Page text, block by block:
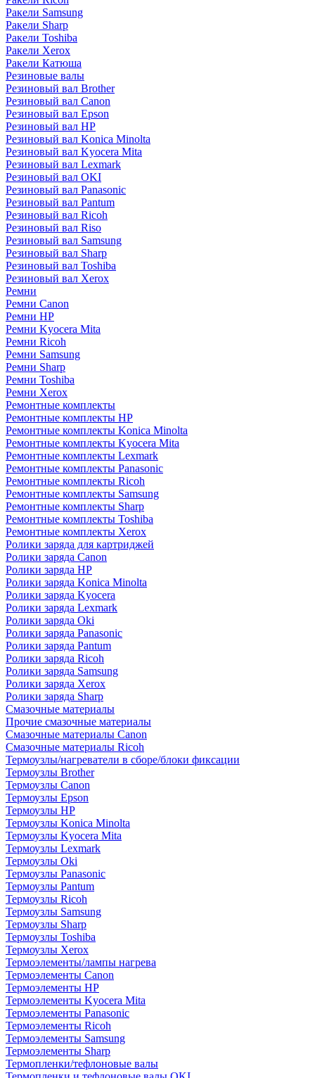
Ракели Samsung
Ракели Sharp
Ракели Toshiba
Ракели Xerox
Ракели Катюша
Резиновые валы
Резиновый вал Brother
Резиновый вал Canon
Резиновый вал Epson
Резиновый вал HP
Резиновый вал Konica Minolta
Резиновый вал Kyocera Mita
Резиновый вал Lexmark
Резиновый вал OKI
Резиновый вал Panasonic
Резиновый вал Pantum
Резиновый вал Ricoh
Резиновый вал Riso
Резиновый вал Samsung
Резиновый вал Sharp
Резиновый вал Toshiba
Резиновый вал Xerox
Ремни
Ремни Canon
Ремни HP
Ремни Kyocera Mita
Ремни Ricoh
Ремни Samsung
Ремни Sharp
Ремни Toshiba
Ремни Xerox
Ремонтные комплекты
Ремонтные комплекты HP
Ремонтные комплекты Konica Minolta
Ремонтные комплекты Kyocera Mita
Ремонтные комплекты Lexmark
Ремонтные комплекты Panasonic
Ремонтные комплекты Ricoh
Ремонтные комплекты Samsung
Ремонтные комплекты Sharp
Ремонтные комплекты Toshiba
Ремонтные комплекты Xerox
Ролики заряда для картриджей
Ролики заряда Canon
Ролики заряда HP
Ролики заряда Konica Minolta
Ролики заряда Kyocera
Ролики заряда Lexmark
Ролики заряда Oki
Ролики заряда Panasonic
Ролики заряда Pantum
Ролики заряда Ricoh
Ролики заряда Samsung
Ролики заряда Xerox
Ролики заряда Sharp
Смазочные материалы
Прочие смазочные материалы
Смазочные материалы Canon
Смазочные материалы Ricoh
Термоузлы/нагреватели в сборе/блоки фиксации
Термоузлы Brother
Термоузлы Canon
Термоузлы Epson
Термоузлы HP
Термоузлы Konica Minolta
Термоузлы Kyocera Mita
Термоузлы Lexmark
Термоузлы Oki
Термоузлы Panasonic
Термоузлы Pantum
Термоузлы Ricoh
Термоузлы Samsung
Термоузлы Sharp
Термоузлы Toshiba
Термоузлы Xerox
Термоэлементы/лампы нагрева
Термоэлементы Canon
Термоэлементы HP
Термоэлементы Kyocera Mita
Термоэлементы Panasonic
Термоэлементы Ricoh
Термоэлементы Samsung
Термоэлементы Sharp
Термопленки/тефлоновые валы